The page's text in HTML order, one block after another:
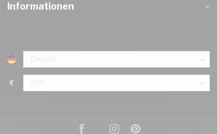
Informationen
€